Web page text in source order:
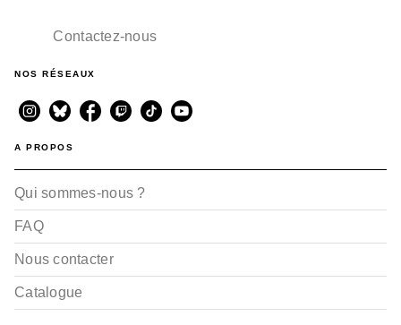
Contactez-nous
NOS RÉSEAUX
A PROPOS
Qui sommes-nous ?
FAQ
Nous contacter
Catalogue